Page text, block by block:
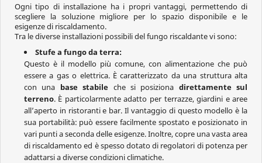
Ogni tipo di installazione ha i propri vantaggi, permettendo di
scegliere la soluzione migliore per lo spazio disponibile e le
esigenze di riscaldamento.
Tra le diverse installazioni possibili del fungo riscaldante vi sono:
Stufe a fungo da terra:
Questo è il modello più comune, con alimentazione che può
essere a gas o elettrica. È caratterizzato da una struttura alta
con una base stabile che si posiziona direttamente sul
terreno. È particolarmente adatto per terrazze, giardini e aree
all’aperto in ristoranti e bar. Il vantaggio di questo modello è la
sua portabilità: può essere facilmente spostato e posizionato in
vari punti a seconda delle esigenze. Inoltre, copre una vasta area
di riscaldamento ed è spesso dotato di regolatori di potenza per
adattarsi a diverse condizioni climatiche.